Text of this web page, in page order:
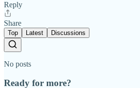
Reply
Share
Top Latest Discussions
No posts
Ready for more?